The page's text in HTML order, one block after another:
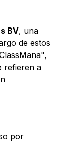
BV, una
de estos
refieren a
por